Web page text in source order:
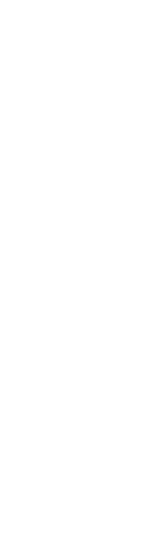
est
santé de votre jardin et
paysagistes qualifiés
professionnelle, en
appliquant les risques
espaces autour des
de
SASU Biotope
de